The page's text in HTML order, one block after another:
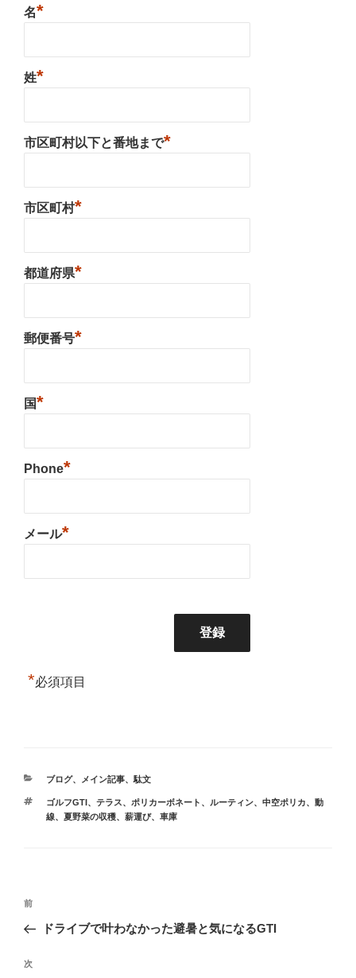
名*
姓*
市区町村以下と番地まで*
市区町村*
都道府県*
郵便番号*
国*
Phone*
メール*
*必須項目
カ
ゴ
リ
ブログ、 メイン記事、 駄文
タ
グ
ゴルフGTI 、 テラス、 ポリカーボネート 、 ルーティン、 中空ポリカ、 動
線、 夏野菜の収穫、 薪運び、 車庫
投
ナ
ビ
前
の
稿
前
ドライブで叶わなかった避暑と気になるGTI
次
次